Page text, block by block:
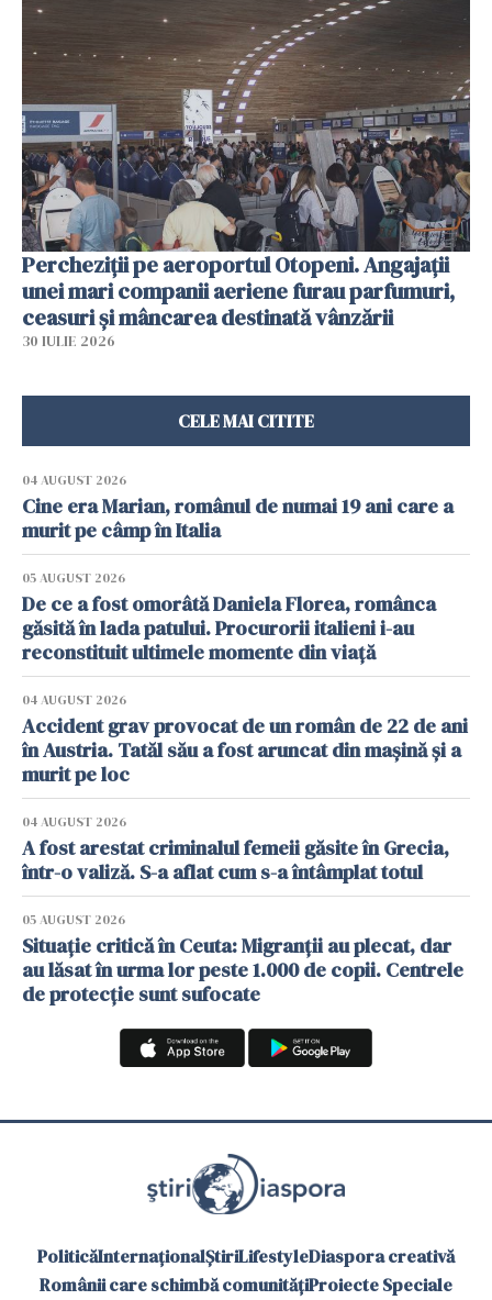
Percheziții pe aeroportul Otopeni. Angajații
unei mari companii aeriene furau parfumuri,
ceasuri și mâncarea destinată vânzării
30 IULIE 2026
CELE MAI CITITE
04 AUGUST 2026
Cine era Marian, românul de numai 19 ani care a
murit pe câmp în Italia
05 AUGUST 2026
De ce a fost omorâtă Daniela Florea, românca
găsită în lada patului. Procurorii italieni i-au
reconstituit ultimele momente din viață
04 AUGUST 2026
Accident grav provocat de un român de 22 de ani
în Austria. Tatăl său a fost aruncat din mașină și a
murit pe loc
04 AUGUST 2026
A fost arestat criminalul femeii găsite în Grecia,
într-o valiză. S-a aflat cum s-a întâmplat totul
05 AUGUST 2026
Situație critică în Ceuta: Migranții au plecat, dar
au lăsat în urma lor peste 1.000 de copii. Centrele
de protecție sunt sufocate
PoliticăInternaționalȘtiriLifestyleDiaspora creativă
Românii care schimbă comunitățiProiecte Speciale